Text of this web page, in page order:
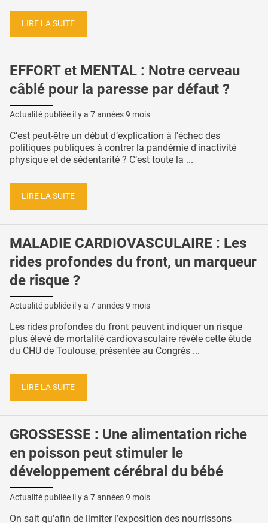
LIRE LA SUITE
EFFORT et MENTAL : Notre cerveau
câblé pour la paresse par défaut ?
Actualité publiée il y a 7 années 9 mois
C’est peut-être un début d’explication à l'échec des
politiques publiques à contrer la pandémie d'inactivité
physique et de sédentarité ? C’est toute la ...
LIRE LA SUITE
MALADIE CARDIOVASCULAIRE : Les
rides profondes du front, un marqueur
de risque ?
Actualité publiée il y a 7 années 9 mois
Les rides profondes du front peuvent indiquer un risque
plus élevé de mortalité cardiovasculaire révèle cette étude
du CHU de Toulouse, présentée au Congrès ...
LIRE LA SUITE
GROSSESSE : Une alimentation riche
en poisson peut stimuler le
développement cérébral du bébé
Actualité publiée il y a 7 années 9 mois
On sait qu’afin de limiter l’exposition des nourrissons